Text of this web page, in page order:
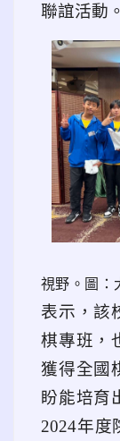
聯誼活動。
視野。圖：
表示，該
棋專班，
獲得全國
盼能培育
2024年度